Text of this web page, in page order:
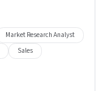
Market Research Analyst
Sales